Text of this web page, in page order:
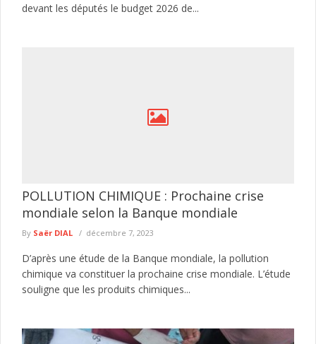
devant les députés le budget 2026 de...
POLLUTION CHIMIQUE : Prochaine crise
mondiale selon la Banque mondiale
By Saër DIAL décembre 7, 2023
D’après une étude de la Banque mondiale, la pollution
chimique va constituer la prochaine crise mondiale. L’étude
souligne que les produits chimiques...